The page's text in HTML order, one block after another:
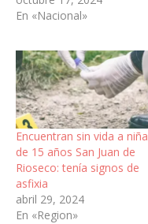
En «Nacional»
Encuentran sin vida a niña
de 15 años San Juan de
Rioseco: tenía signos de
asfixia
abril 29, 2024
En «Region»